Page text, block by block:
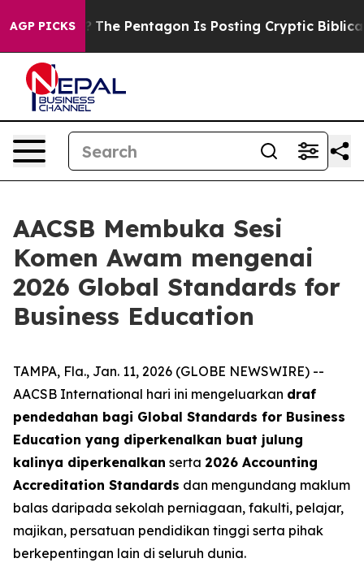
AGP PICKS
US? The Pentagon Is Posting Cryptic Biblical
AACSB Membuka Sesi
Komen Awam mengenai
2026 Global Standards for
Business Education
TAMPA, Fla., Jan. 11, 2026 (GLOBE NEWSWIRE) --
AACSB International hari ini mengeluarkan draf
pendedahan bagi Global Standards for Business
Education yang diperkenalkan buat julung
kalinya diperkenalkan serta 2026 Accounting
Accreditation Standards dan mengundang maklum
balas daripada sekolah perniagaan, fakulti, pelajar,
majikan, persatuan pendidikan tinggi serta pihak
berkepentingan lain di seluruh dunia.